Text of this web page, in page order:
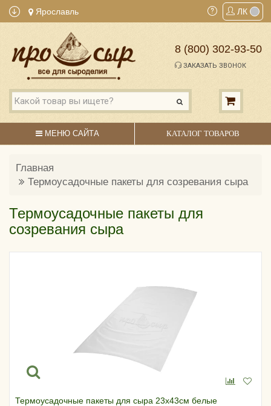
Ярославль ЛК
8 (800) 302-93-50
ЗАКАЗАТЬ ЗВОНОК
МЕНЮ САЙТА КАТАЛОГ ТОВАРОВ
Главная
Термоусадочные пакеты для созревания сыра
Термоусадочные пакеты для
созревания сыра
Термоусадочные пакеты для сыра 23х43см белые